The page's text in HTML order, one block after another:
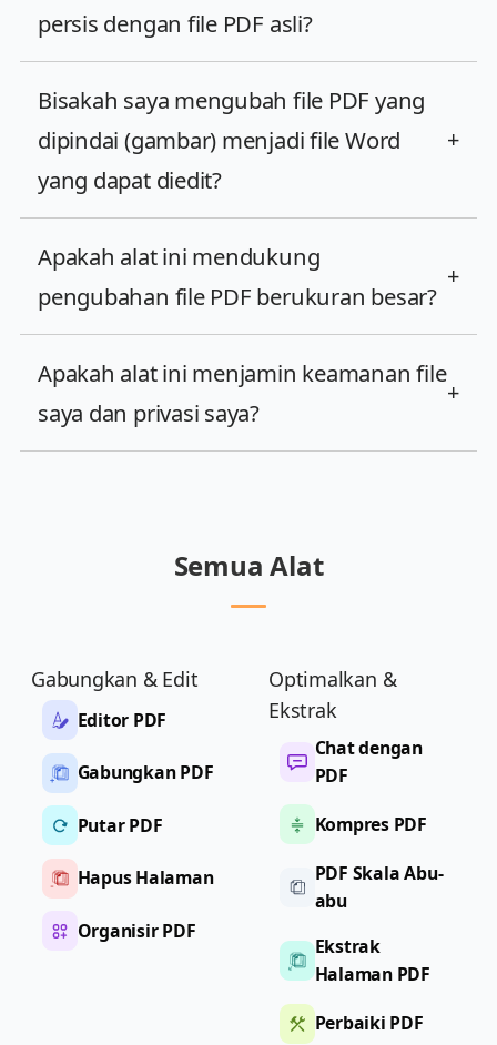
persis dengan file PDF asli?
Bisakah saya mengubah file PDF yang
dipindai (gambar) menjadi file Word
yang dapat diedit?
+
Apakah alat ini mendukung
pengubahan file PDF berukuran besar?
+
Apakah alat ini menjamin keamanan file
saya dan privasi saya?
+
Semua Alat
Gabungkan & Edit
Editor PDF
Gabungkan PDF
Putar PDF
Hapus Halaman
Organisir PDF
Optimalkan &
Ekstrak
Chat dengan
PDF
Kompres PDF
PDF Skala Abu-
abu
Ekstrak
Halaman PDF
Perbaiki PDF